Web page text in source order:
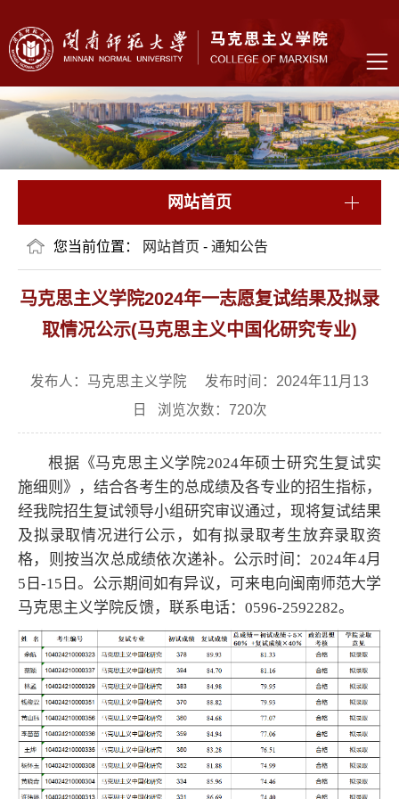
网站首页
您当前位置： 网站首页 - 通知公告
马克思主义学院2024年一志愿复试结果及拟录
取情况公示(马克思主义中国化研究专业)
发布人：马克思主义学院 发布时间：2024年11月13
日 浏览次数： 720次
根据《马克思主义学院2024年硕士研究生复试实
施细则》，结合各考生的总成绩及各专业的招生指标，
经我院招生复试领导小组研究审议通过，现将复试结果
及拟录取情况进行公示，如有拟录取考生放弃录取资
格，则按当次总成绩依次递补。公示时间：2024年4月
5日-15日。公示期间如有异议，可来电向闽南师范大学
马克思主义学院反馈，联系电话：0596-2592282。